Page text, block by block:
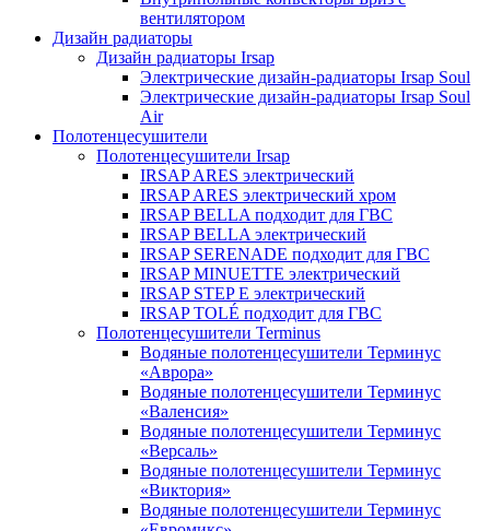
вентилятором
Дизайн радиаторы
Дизайн радиаторы Irsap
Электрические дизайн-радиаторы Irsap Soul
Электрические дизайн-радиаторы Irsap Soul
Air
Полотенцесушители
Полотенцесушители Irsap
IRSAP ARES электрический
IRSAP ARES электрический хром
IRSAP BELLA подходит для ГВС
IRSAP BELLA электрический
IRSAP SERENADE подходит для ГВС
IRSAP MINUETTE электрический
IRSAP STEP E электрический
IRSAP TOLÉ подходит для ГВС
Полотенцесушители Terminus
Водяные полотенцесушители Терминус
«Аврора»
Водяные полотенцесушители Терминус
«Валенсия»
Водяные полотенцесушители Терминус
«Версаль»
Водяные полотенцесушители Терминус
«Виктория»
Водяные полотенцесушители Терминус